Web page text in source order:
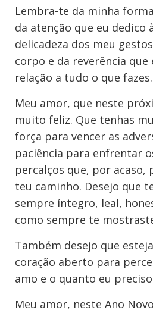
Lembra-te da minha
da atenção que eu dedico
delicadeza dos meu
corpo e da reverência que
relação a tudo o que fazes.
Meu amor, que neste
muito feliz. Que tenhas
força para vencer as
paciência para enfrentar
percalços que, por acaso,
teu caminho. Desejo que
sempre íntegro, leal,
como sempre te
Também desejo que
coração aberto para
amo e o quanto eu
Meu amor, neste Ano